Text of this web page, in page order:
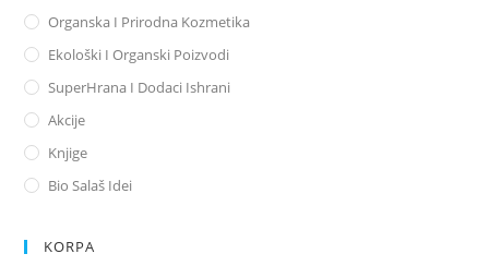
Organska I Prirodna Kozmetika
Ekološki I Organski Poizvodi
SuperHrana I Dodaci Ishrani
Akcije
Knjige
Bio Salaš Idei
KORPA